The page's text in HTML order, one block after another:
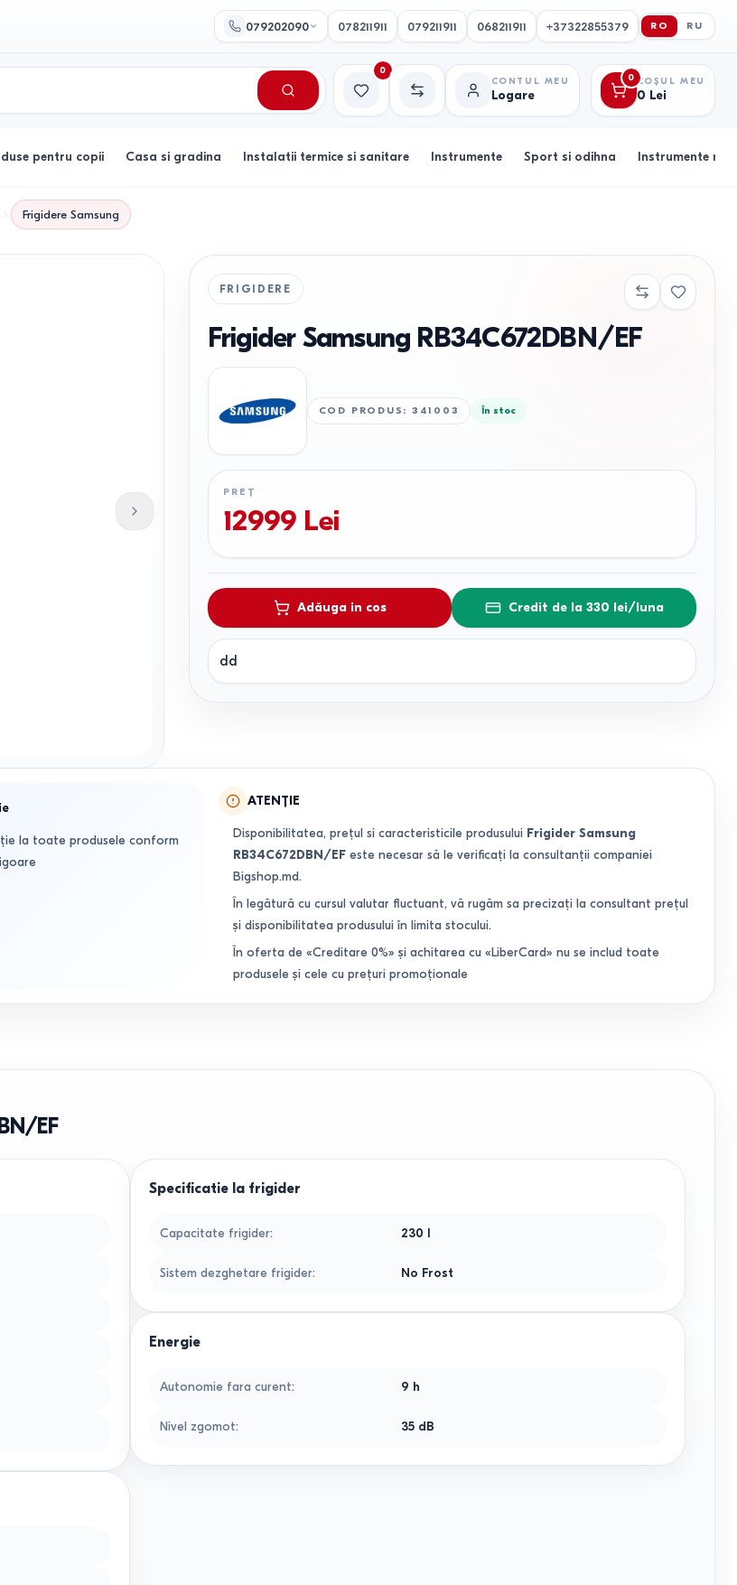
079202090 078211911 079211911 068211911 +37322855379 RO RU
Favorite
0
Comparație
CONTUL MEU
Logare
0 COȘUL MEU
0 Lei
pentru copii Casa si gradina Instalatii termice si sanitare Instrumente Sport si odihna Instrumente
Frigidere Samsung
FRIGIDERE
Frigider Samsung RB34C672DBN/EF
COD PRODUS : 341003 În stoc
PREȚ
12999 Lei
Adăuga in cos Credit de la 330 lei/luna
dd
la toate produsele conform
ATENȚIE
Disponibilitatea, prețul si caracteristicile produsului Frigider Samsung
RB34C672DBN/EF este necesar să le verificați la consultanții companiei
Bigshop.md.
În legătură cu cursul valutar fluctuant, vă rugăm sa precizați la consultant prețul
și disponibilitatea produsului în limita stocului.
În oferta de «Creditare 0%» și achitarea cu «LiberCard» nu se includ toate
produsele și cele cu prețuri promoționale
EF
Specificatie la frigider
Capacitate frigider: 230 l
Sistem dezghetare frigider: No Frost
Energie
Autonomie fara curent: 9 h
Nivel zgomot: 35 dB